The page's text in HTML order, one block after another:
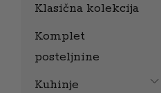
Klasična kolekcija
Komplet
posteljnine
Kuhinje